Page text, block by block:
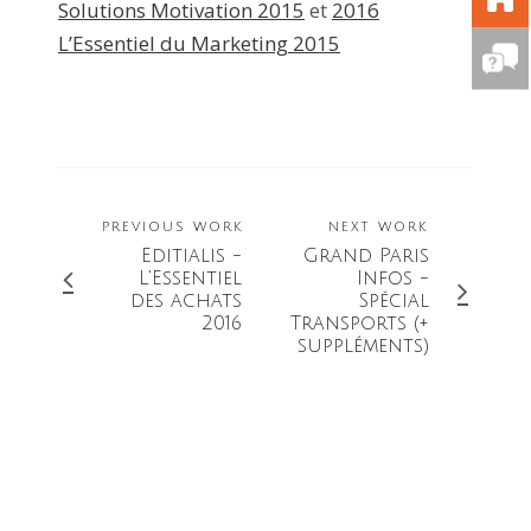
Solutions Motivation 2015 et 2016
L’Essentiel du Marketing 2015
PREVIOUS WORK
Editialis -
L'Essentiel
des achats
2016
NEXT WORK
Grand Paris
Infos -
Spécial
Transports (+
suppléments)